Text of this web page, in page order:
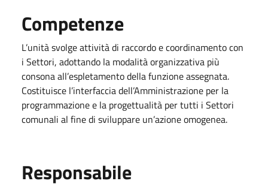
Competenze
L’unità svolge attività di raccordo e coordinamento con
i Settori, adottando la modalità organizzativa più
consona all’espletamento della funzione assegnata.
Costituisce l’interfaccia dell’Amministrazione per la
programmazione e la progettualità per tutti i Settori
comunali al fine di sviluppare un’azione omogenea.
Responsabile